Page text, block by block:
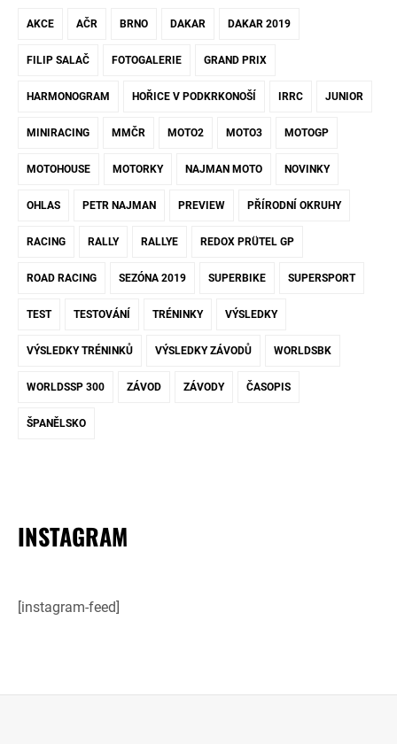
AKCE AČR BRNO DAKAR DAKAR 2019
FILIP SALAČ FOTOGALERIE GRAND PRIX
HARMONOGRAM HOŘICE V PODKRKONOŠÍ IRRC JUNIOR
MINIRACING MMČR MOTO2 MOTO3 MOTOGP
MOTOHOUSE MOTORKY NAJMAN MOTO NOVINKY
OHLAS PETR NAJMAN PREVIEW PŘÍRODNÍ OKRUHY
RACING RALLY RALLYE REDOX PRÜTEL GP
ROAD RACING SEZÓNA 2019 SUPERBIKE SUPERSPORT
TEST TESTOVÁNÍ TRÉNINKY VÝSLEDKY
VÝSLEDKY TRÉNINKŮ VÝSLEDKY ZÁVODŮ WORLDSBK
WORLDSSP 300 ZÁVOD ZÁVODY ČASOPIS
ŠPANĚLSKO
INSTAGRAM
[instagram-feed]